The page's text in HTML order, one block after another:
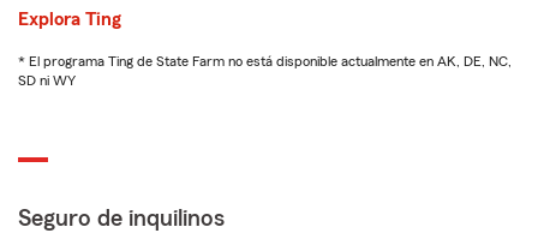
Explora Ting
* El programa Ting de State Farm no está disponible actualmente en AK, DE, NC,
SD ni WY
Seguro de inquilinos